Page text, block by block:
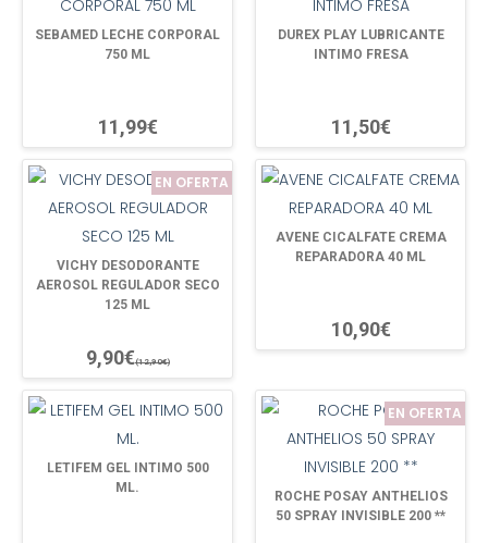
SEBAMED LECHE CORPORAL
750 ML
11,99€
DUREX PLAY LUBRICANTE
INTIMO FRESA
11,50€
EN OFERTA
VICHY DESODORANTE
AEROSOL REGULADOR SECO
125 ML
9,90€(12,90€)
AVENE CICALFATE CREMA
REPARADORA 40 ML
10,90€
LETIFEM GEL INTIMO 500
ML.
EN OFERTA
ROCHE POSAY ANTHELIOS
50 SPRAY INVISIBLE 200 **